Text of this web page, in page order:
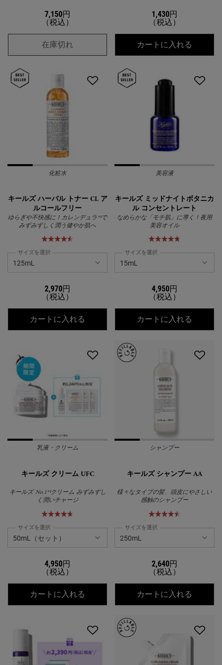
7,150円
（税込）
在庫切れ キールズ DS プランプ セラム
1,430円
（税込）
カートに入れる
化粧水
キールズ ハーバル トナー CL ア
ルコールフリー
ゆらぎや不快感に！カレンデュラ*¹で
みずみずしく潤う健やか肌へ
サイズを選択
2,970円
（税込）
カートに入れる キールズ ハーバル トナー CL アルコ
美容液
キールズ ミッドナイトボタニカ
ル コンセントレート
なめらかな「モチ肌」に導く！夜用
美容オイル
サイズを選択
4,950円
（税込）
カートに入れる
乳液・クリーム
キールズ クリーム UFC
キールズ No.1*¹クリーム みずみずし
く潤いチャージ
サイズを選択
4,950円
（税込）
カートに入れる キールズ クリーム UFC
シャンプー
キールズ シャンプー AA
様々なタイプの髪、頭皮にやさしい
感触のシャンプー
サイズを選択
2,640円
（税込）
カートに入れる